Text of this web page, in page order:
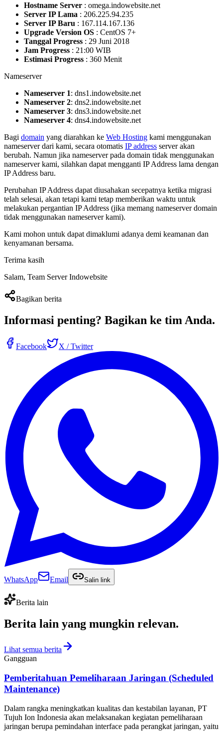
Hostname Server : omega.indowebsite.net
Server IP Lama : 206.225.94.235
Server IP Baru : 167.114.167.136
Upgrade Version OS : CentOS 7+
Tanggal Progress : 29 Juni 2018
Jam Progress : 21:00 WIB
Estimasi Progress : 360 Menit
Nameserver
Nameserver 1: dns1.indowebsite.net
Nameserver 2: dns2.indowebsite.net
Nameserver 3: dns3.indowebsite.net
Nameserver 4: dns4.indowebsite.net
Bagi domain yang diarahkan ke Web Hosting kami menggunakan
nameserver dari kami, secara otomatis IP address server akan
berubah. Namun jika nameserver pada domain tidak menggunakan
nameserver kami, silahkan dapat mengganti IP Address lama dengan
IP Address baru.
Perubahan IP Address dapat diusahakan secepatnya ketika migrasi
telah selesai, akan tetapi kami tetap memberikan waktu untuk
melakukan pergantian IP Address (jika memang nameserver domain
tidak menggunakan nameserver kami).
Kami mohon untuk dapat dimaklumi adanya demi keamanan dan
kenyamanan bersama.
Terima kasih
Salam, Team Server Indowebsite
Bagikan berita
Informasi penting? Bagikan ke tim Anda.
Facebook X / Twitter
WhatsApp Email Salin link
Berita lain
Berita lain yang mungkin relevan.
Lihat semua berita
Gangguan
Pemberitahuan Pemeliharaan Jaringan (Scheduled
Maintenance)
Dalam rangka meningkatkan kualitas dan kestabilan layanan, PT
Tujuh Ion Indonesia akan melaksanakan kegiatan pemeliharaan
jaringan berupa pemindahan interface pada perangkat jaringan, yaitu